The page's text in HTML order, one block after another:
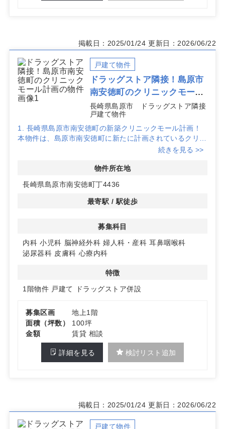
掲載日：2025/01/24 更新日：2026/06/22
戸建て物件
ドラッグストア隣接！島原市
南安徳町のクリニックモール
計画
長崎県島原市 ドラッグストア隣接
戸建て物件
1. 長崎県島原市南安徳町の新築クリニックモール計画！
本物件は、島原市南安徳町に新たに計画されているクリニ
ックモールで、地域の医療拠点としての役割が期待されて
2. ドラッグストア隣接で集患力と認知度向上
隣接するドラッグストアが営業予定で、日常的に訪れる地
3. 76台以上の駐車場完備！広域からの来院に対応
お客様用駐車場は76台以上（ドラッグストア・調剤薬局
区画分を含む）を完備予定。車での来院がしやすく、地域
の医療ニーズに応じたクリニック運営が可能です。
続きを見る >>
物件所在地
長崎県島原市南安徳町丁4436
最寄駅 / 駅徒歩
募集科目
内科 小児科 脳神経外科 婦人科・産科 耳鼻咽喉科
泌尿器科 皮膚科 心療内科
特徴
1階物件 戸建て ドラッグストア併設
募集区画
地上1階
面積（坪数）
100坪
金額
賃貸 相談
詳細を見る 検討リスト追加
掲載日：2025/01/24 更新日：2026/06/22
戸建て物件